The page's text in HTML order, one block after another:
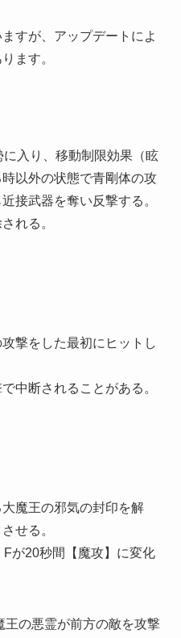
すが、アップデートによ
ます。
入り、移動制限効果（眩
以外の状態で青剛体の攻
接武器を奪い反撃する。
れる。
撃をした最初にヒットし
中断されることがある。
魔王の邪気の封印を解
せる。
が20秒間【魔攻】に変化
王の悪霊が前方の敵を攻撃